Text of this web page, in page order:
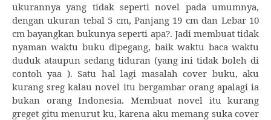
ukurannya yang tidak seperti novel pada umumnya,
dengan ukuran tebal 5 cm, Panjang 19 cm dan Lebar 10
cm bayangkan bukunya seperti apa?. Jadi membuat tidak
nyaman waktu buku dipegang, baik waktu baca waktu
duduk ataupun sedang tiduran (yang ini tidak boleh di
contoh yaa ). Satu hal lagi masalah cover buku, aku
kurang sreg kalau novel itu bergambar orang apalagi ia
bukan orang Indonesia. Membuat novel itu kurang
greget gitu menurut ku, karena aku memang suka cover